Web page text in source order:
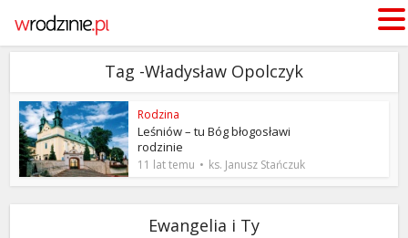
Tag -Władysław Opolczyk
Rodzina
Leśniów – tu Bóg błogosławi
rodzinie
11 lat temu ks. Janusz Stańczuk
Ewangelia i Ty